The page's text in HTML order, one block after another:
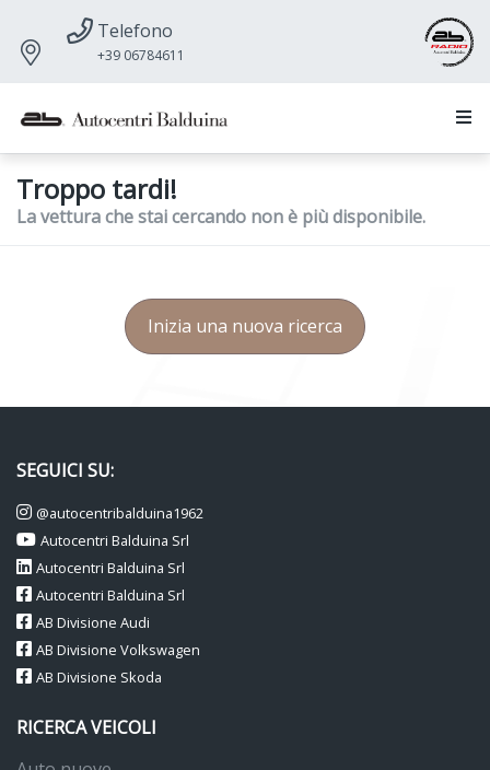
Telefono
+39 06784611
Troppo tardi!
La vettura che stai cercando non è più disponibile.
Inizia una nuova ricerca
SEGUICI SU:
@autocentribalduina1962
Autocentri Balduina Srl
Autocentri Balduina Srl
Autocentri Balduina Srl
AB Divisione Audi
AB Divisione Volkswagen
AB Divisione Skoda
RICERCA VEICOLI